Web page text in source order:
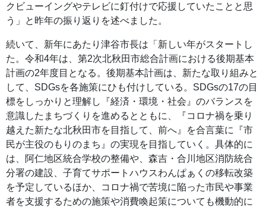
クビューイングやテレビに釘付けで応援していたことと思
う」と昨年の振り返りを述べました。
続いて、新年にあたり津谷市長は「新しい年がスタートし
た。令和4年は、第2次北秋田市総合計画における後期基本
計画の2年度目となる。後期基本計画は、新たな取り組みと
して、SDGsを各施策にひも付けしている。SDGsの17の目
標をしっかりと理解し『経済・環境・社会』のバランスを
意識したまちづくりを進めるとともに、『コロナ禍を乗り
越えた新たな北秋田市を目指して、前へ』を合言葉に『市
民が主役のもりのまち』の実現を目指していく。具体的に
は、阿仁地区統合学校の整備や、森吉・合川地区消防統合
分署の建設、子育てサポートハウスわんぱぁくの移転改築
を予定しているほか、コロナ禍で苦境に陥った市民や事業
者を支援するための施策や消費喚起策についても機動的に